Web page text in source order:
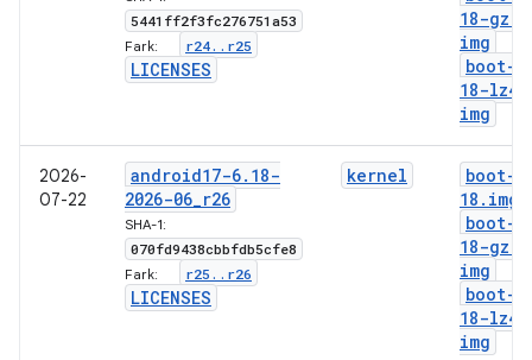
5441ff2f3fc276751a53
Fark: r24. . r25
LICENSES
18-gz
img
boot-6
18-lz4
img
2026-
07-22
android17-6. 18-
2026-06_r26
SHA-1:
070fd9438cbbfdb5cfe8
Fark: r25 . . r26
LICENSES
kernel boot-6
18 . img
boot-6
18-gz
img
boot-6
18-lz4
img